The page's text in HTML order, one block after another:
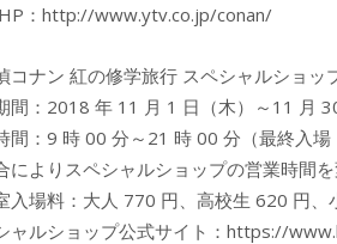
：http://www.ytv.co.jp/conan/
コナン 紅の修学旅行 スペシャルショッ
間：2018 年 11 月 1 日（木）～11 月
間：9 時 00 分～21 時 00 分（最終入場
よりスペシャルショップの営業時間を
入場料：大人 770 円、高校生 620 円
ャルショップ公式サイト：https://